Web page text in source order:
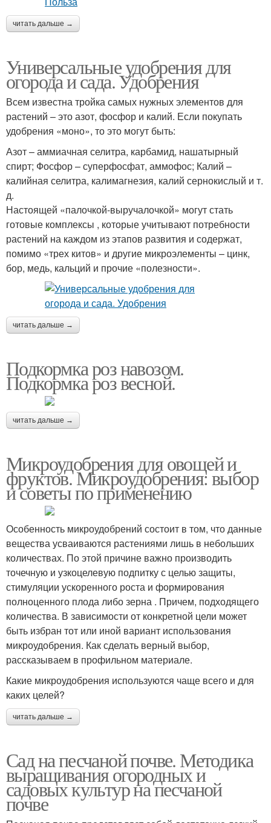
читать дальше →
Универсальные удобрения для
огорода и сада. Удобрения
Всем известна тройка самых нужных элементов для
растений – это азот, фосфор и калий. Если покупать
удобрения «моно», то это могут быть:
Азот – аммиачная селитра, карбамид, нашатырный
спирт; Фосфор – суперфосфат, аммофос; Калий –
калийная селитра, калимагнезия, калий сернокислый и т.
д.
Настоящей «палочкой-выручалочкой» могут стать
готовые комплексы , которые учитывают потребности
растений на каждом из этапов развития и содержат,
помимо «трех китов» и другие микроэлементы – цинк,
бор, медь, кальций и прочие «полезности».
читать дальше →
Подкормка роз навозом.
Подкормка роз весной.
читать дальше →
Микроудобрения для овощей и
фруктов. Микроудобрения: выбор
и советы по применению
Особенность микроудобрений состоит в том, что данные
вещества усваиваются растениями лишь в небольших
количествах. По этой причине важно производить
точечную и узкоцелевую подпитку с целью защиты,
стимуляции ускоренного роста и формирования
полноценного плода либо зерна . Причем, подходящего
количества. В зависимости от конкретной цели может
быть избран тот или иной вариант использования
микроудобрения. Как сделать верный выбор,
рассказываем в профильном материале.
Какие микроудобрения используются чаще всего и для
каких целей?
читать дальше →
Сад на песчаной почве. Методика
выращивания огородных и
садовых культур на песчаной
почве